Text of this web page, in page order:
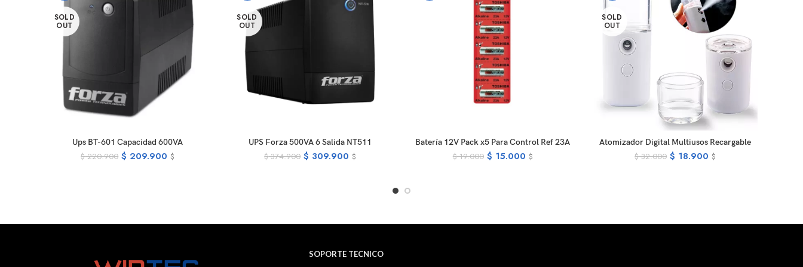
SOLD
OUT
READ MORE
Ups BT-601 Capacidad 600VA
$220.900 $ 209.900 $
SOLD
OUT
READ MORE
UPS Forza 500VA 6 Salida NT511
$374.900 $ 309.900 $
ADD TO CART
Batería 12V Pack x5 Para Control Ref 23A
$19.000 $ 15.000 $
SOLD
OUT
READ MORE
Atomizador Digital Multiusos Recargable
$32.000 $ 18.900 $
SOPORTE TECNICO